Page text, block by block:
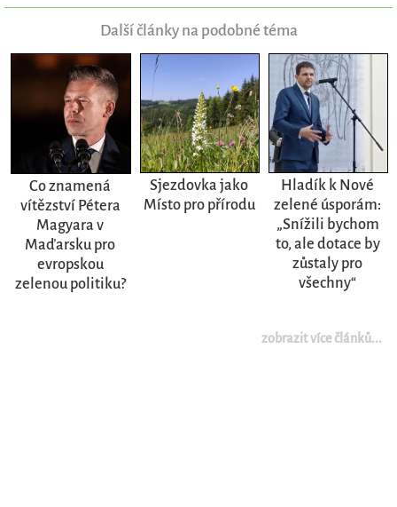
Další články na podobné téma
Co znamená
vítězství Pétera
Magyara v
Maďarsku pro
evropskou
zelenou politiku?
Sjezdovka jako
Místo pro přírodu
Hladík k Nové
zelené úsporám:
„Snížili bychom
to, ale dotace by
zůstaly pro
všechny“
zobrazit více článků...